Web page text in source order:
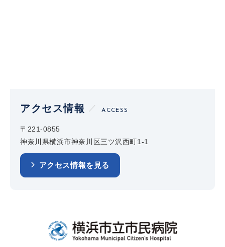
アクセス情報 ACCESS
〒221-0855
神奈川県横浜市神奈川区三ツ沢西町1-1
アクセス情報を見る